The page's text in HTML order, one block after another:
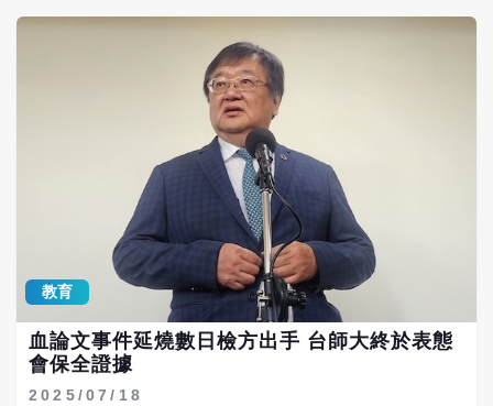
不定期抽檢，以確保受試者權益。 國民黨立委
萬美玲質疑，為何台師大前後兩次決議懲處差
這麼多，痛批學校未盡責。台師大校長吳正己
對此承認，未照顧好學生。部長鄭英耀則認
為，一開始可能校教評會認為女足隊教練周台
英對學校有貢獻，後來委員看到錄影帶與相關
證據而改變決議。 民進黨立委范雲詢問，女足
案相關研究也包括運用運動發展基金補助的
「運動科學支援競技運動計畫」，但體育署目
前尚無全面清查。且運科支援計畫甚至涉及未
成年選手，恐也有未落實知情同意等疑慮，要
求體育署全面清查。鄭英耀說，目前運科支援
計畫已經暫緩，會於一個月內提出報告。 血論
文事件發酵以來引發議論，台師大教評會在7
月25日發出聲明，宣布解聘教練周台英，且4
年不得聘任為教師。
次臨時會議」，認為已達解聘要件，該校教評
會須於2周內另為適法之決議。 教育部表示，
審議委員會嚴格檢視台師大教評會做出的決議
後，認情節重大，業命學校校教評會於2周內
另為適法之決議。 教育部表示，「專科以上學
校校園霸凌事件審議委員會」檢視學校調查小
組調查報告後，認本案對被行為人所為之身心
造成侵害已達《教師法》第14條、第15條解聘
要件。學校三級教評會未依調查報告解聘周姓
教練，論理不明，已命學校校教評會於2周內
依規定，重新就本案有權勢不對等、對學生身
心及受教權侵害程度、行為應受責難程度及行
為次數、頻率等事由，逐一釐清檢視，並另為
適法決議。 教育部表示，為保障學生申訴權
益，教育部昨日已設立單一申訴窗口，並將主
動聯繫學生，同時已將聯絡資訊提供人本教育
教育
血論文事件延燒數日檢方出手 台師大終於表態
會保全證據
2025/07/18